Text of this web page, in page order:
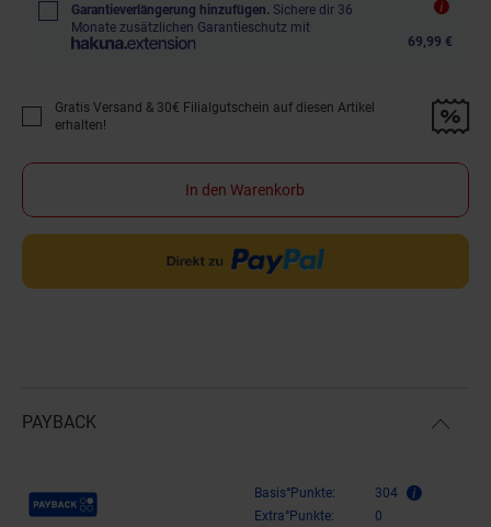
Garantieverlängerung hinzufügen. Sichere dir 36
Monate zusätzlichen Garantieschutz mit
69,99 €
Promotion "Gratis Versand &amp; 30€ Filialgutschein auf diesen Artikel
Gratis Versand & 30€ Filialgutschein auf diesen Artikel
erhalten!
In den Warenkorb
PAYBACK
Payback Punkte Basis°Punkte:
304
Extra°Punkte:
0